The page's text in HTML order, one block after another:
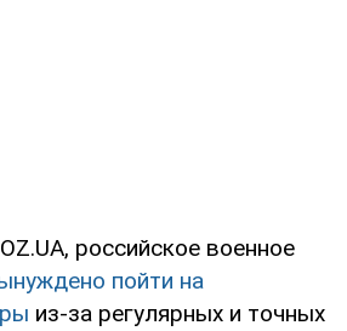
российское военное
пойти на
из-за регулярных и точных